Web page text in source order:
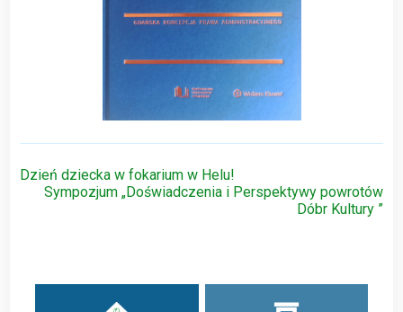
Nawigacja
wpisu
Dzień dziecka w fokarium w Helu!
Sympozjum „Doświadczenia i Perspektywy powrotów
Dóbr Kultury ”